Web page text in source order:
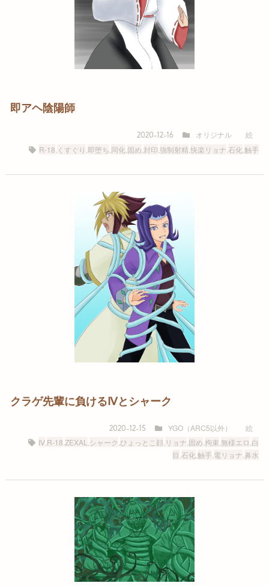
即アヘ陰陽師
2020-12-16 オリジナル
絵
R-18, くすぐり ,即堕ち,同化,固め,封印,強制射精,快楽リョナ,石化,触手
クラゲ先輩に負けるⅣとシャーク
2020-12-15 YGO（ARC5以外）
絵
Ⅳ R-18 ZEXAL シャーク ひょっとこ顔 リョナ 固め ,拘束 ,無様エロ 白
目 ,石化,触手 電リョナ ,鼻水